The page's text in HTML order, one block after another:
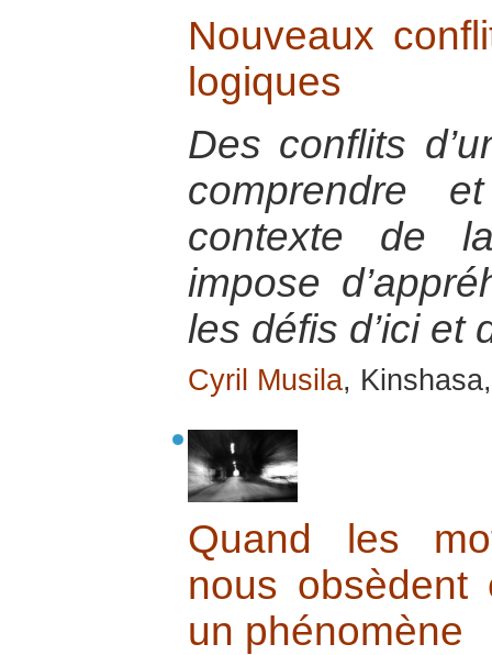
Nouveaux
logiques
Des conflits
comprendre
contexte de
impose
les défis d’ici et
Cyril Musila,
Quand les
nous obsèdent
un phénomène